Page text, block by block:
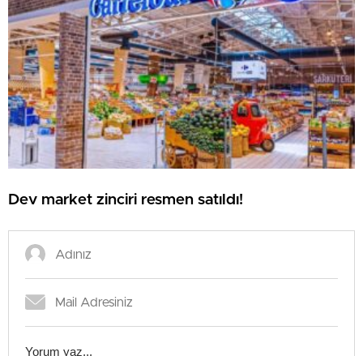
Dev market zinciri resmen satıldı!